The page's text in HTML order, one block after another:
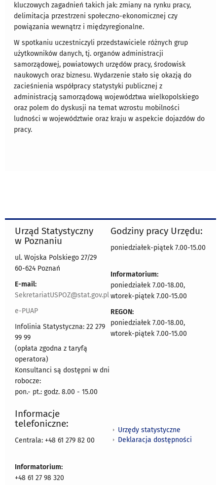
kluczowych zagadnień takich jak: zmiany na rynku pracy,
delimitacja przestrzeni społeczno-ekonomicznej czy
powiązania wewnątrz i międzyregionalne.
W spotkaniu uczestniczyli przedstawiciele różnych grup
użytkowników danych, tj. organów administracji
samorządowej, powiatowych urzędów pracy, środowisk
naukowych oraz biznesu. Wydarzenie stało się okazją do
zacieśnienia współpracy statystyki publicznej z
administracją samorządową województwa wielkopolskiego
oraz polem do dyskusji na temat wzrostu mobilności
ludności w województwie oraz kraju w aspekcie dojazdów do
pracy.
Urząd Statystyczny
w Poznaniu
ul. Wojska Polskiego 27/29
60-624 Poznań
E-mail:
SekretariatUSPOZ@stat.gov.pl
e-PUAP
Infolinia Statystyczna: 22 279
99 99
(opłata zgodna z taryfą
operatora)
Konsultanci są dostępni w dni
robocze:
pon.- pt.: godz. 8.00 - 15.00
Godziny pracy Urzędu:
poniedziałek-piątek 7.00-15.00
Informatorium:
poniedziałek 7.00-18.00,
wtorek-piątek 7.00-15.00
REGON:
poniedziałek 7.00-18.00,
wtorek-piątek 7.00-15.00
Informacje
telefoniczne:
Centrala: +48 61 279 82 00
Informatorium:
+48 61 27 98 320
Urzędy statystyczne
Deklaracja dostępności